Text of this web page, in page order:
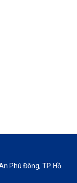
Phú Đông, TP. Hồ